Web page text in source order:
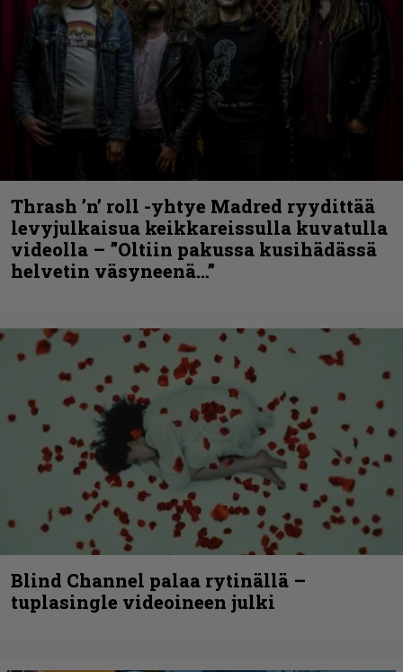
Thrash ’n’ roll -yhtye Madred ryydittää
levyjulkaisua keikkareissulla kuvatulla
videolla – ”Oltiin pakussa kusihädässä
helvetin väsyneenä…”
Blind Channel palaa rytinällä –
tuplasingle videoineen julki